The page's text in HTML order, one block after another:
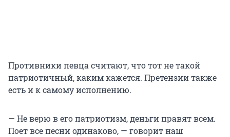
Противники певца считают, что тот не такой
патриотичный, каким кажется. Претензии также
есть и к самому исполнению.
— Не верю в его патриотизм, деньги правят всем.
Поет все песни одинаково, — говорит наш